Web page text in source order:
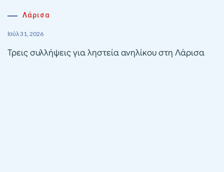
Λάρισα
Ιούλ 31, 2026
Τρεις συλλήψεις για ληστεία ανηλίκου στη Λάρισα